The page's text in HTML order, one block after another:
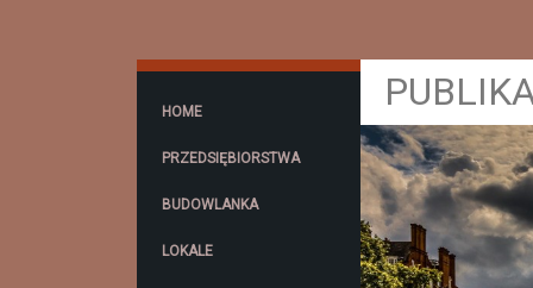
HOME
PRZEDSIĘBIORSTWA
BUDOWLANKA
LOKALE